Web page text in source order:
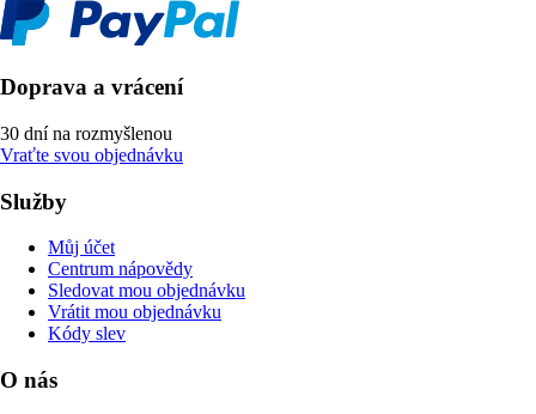
Doprava a vrácení
30 dní na rozmyšlenou
Vraťte svou objednávku
Služby
Můj účet
Centrum nápovědy
Sledovat mou objednávku
Vrátit mou objednávku
Kódy slev
O nás